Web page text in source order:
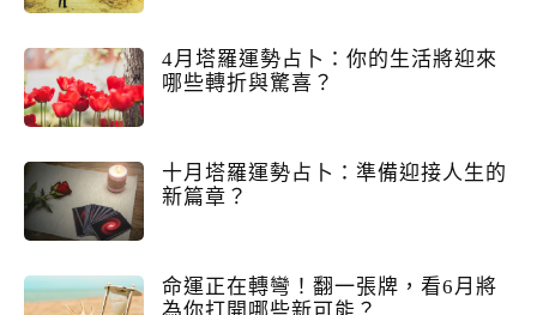
4月塔羅運勢占卜：你的生活將迎來
哪些轉折與驚喜？
十月塔羅運勢占卜：準備迎接人生的
新篇章？
命運正在轉彎！翻一張牌，看6月將